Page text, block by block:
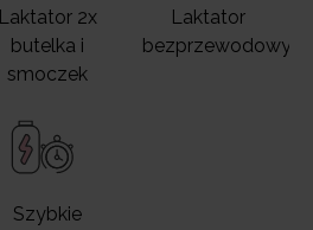
Laktator 2x
butelka i
smoczek
Laktator
bezprzewodowy
Szybkie